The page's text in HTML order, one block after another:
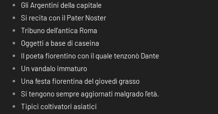
Gli Argentini della capitale
Si recita con il Pater Noster
Tribuno dell’antica Roma
Oggetti a base di caseina
Il poeta fiorentino con il quale tenzonò Dante
Un vandalo immaturo
Una festa fiorentina del giovedì grasso
Si tengono sempre aggiornati malgrado l’età.
Tipici coltivatori asiatici